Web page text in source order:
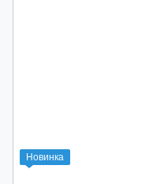
Новинка